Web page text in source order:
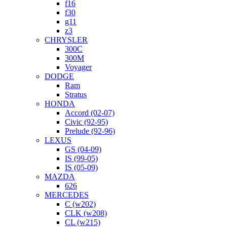
f16
f30
g11
z3
CHRYSLER
300C
300M
Voyager
DODGE
Ram
Stratus
HONDA
Accord (02-07)
Civic (92-95)
Prelude (92-96)
LEXUS
GS (04-09)
IS (99-05)
IS (05-09)
MAZDA
626
MERCEDES
C (w202)
CLK (w208)
CL (w215)